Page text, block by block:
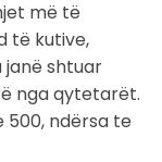
më të
të kutive,
janë shtuar
nga qytetarët.
500, ndërsa te